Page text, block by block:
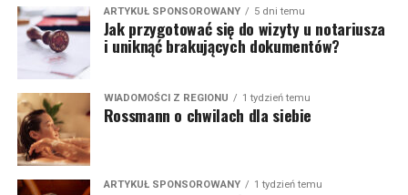
ARTYKUŁ SPONSOROWANY 5 dni temu
Jak przygotować się do wizyty u notariusza
i uniknąć brakujących dokumentów?
WIADOMOŚCI Z REGIONU 1 tydzień temu
Rossmann o chwilach dla siebie
ARTYKUŁ SPONSOROWANY 1 tydzień temu